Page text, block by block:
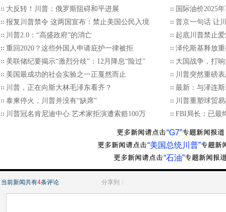
大反转！川普：俄罗斯阻碍和平进展
国际油价2025
报复川普禁令 这两国宣布：禁止美国公民入境
普京一句话 让
川普2.0：“高盛政府”的消亡
起底川普禁止
重回2020？这些外国人申请庇护一律被拒
泽伦斯基释放
美联储纪要揭示“激烈分歧”：12月降息“险过”
大国战争，打
美国最成功的社会实验之一正戛然而止
川普突然重磅
川普，正在向斯大林毛泽东看齐？
最新：与泽连
泰柬停火，川普并没有“缺席”
川普重塑球贸
川普冠名肯尼迪中心 艺术家拒演遭索赔100万
FBI局长：已最
“G7”
“美国总统川普”
“石油”
当前新闻共有4条评论 分享到：